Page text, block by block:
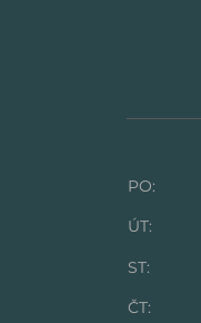
PO:
ÚT:
ST:
ČT: